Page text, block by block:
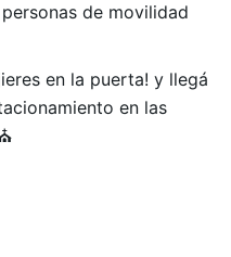
de movilidad
en la puerta! y llegá
en las